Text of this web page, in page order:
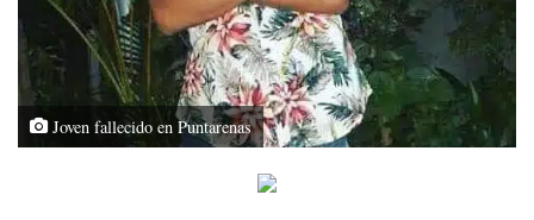
Joven fallecido en Puntarenas